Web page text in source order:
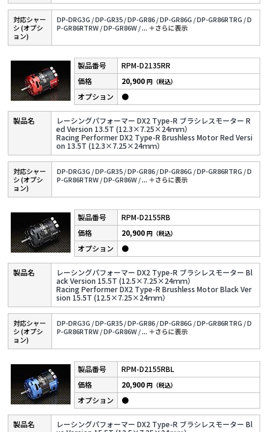
対応シャー
シ (オプシ
ョン)
DP-DRG3G /DP-GR35 /DP-GR86 /DP-GR86G /DP-GR86RTRG /D
P-GR86RTRW /DP-GR86W /... ＋さらに表⽰
RPM-D2135RR
レーシングパフォーマー DX2 Type-R ブラシレスモーター R
ed Version 13.5T (12.3×7.25×24ｍｍ）
Racing Performer DX2 Type-R Brushless Motor Red Versi
on 13.5T (12.3×7.25×24ｍｍ）
20,900円（税込）
●
対応シャー
シ (オプシ
ョン)
DP-DRG3G /DP-GR35 /DP-GR86 /DP-GR86G /DP-GR86RTRG /D
P-GR86RTRW /DP-GR86W /... ＋さらに表⽰
RPM-D2155RB
レーシングパフォーマー DX2 Type-R ブラシレスモーター Bl
ack Version 15.5T (12.5×7.25×24ｍｍ）
Racing Performer DX2 Type-R Brushless Motor Black Ver
sion 15.5T (12.5×7.25×24ｍｍ）
20,900円（税込）
●
対応シャー
シ (オプシ
ョン)
DP-DRG3G /DP-GR35 /DP-GR86 /DP-GR86G /DP-GR86RTRG /D
P-GR86RTRW /DP-GR86W /... ＋さらに表⽰
RPM-D2155RBL
レーシングパフォーマー DX2 Type-R ブラシレスモーター Bl
20,900円（税込）
●